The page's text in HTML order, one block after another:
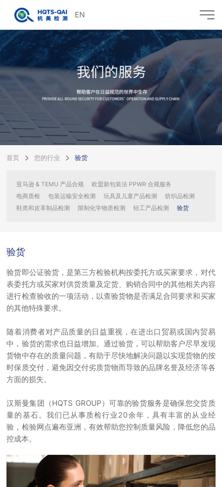
EN
首页 您的行业 验货
亚马逊 & TEMU 产品合规
欧盟新包装法 PPWR 合规服务
电商质检
包装运输安全检测 玩具及儿童产品检测
纺织品检测
鞋类和皮革制品检测
限制化学物质检测 轻工产品检测 验货
验货
验货即公证验货，是第三方检验机构按委托方或买家要求，对代
表委托方或买家对供货质量及定货、购销合同中的其他相关内容
进行检查验收的一项活动，以查验货物是否满足合同要求和买家
的其他特殊要求。
随着消费者对产品质量的日益重视，在进出口贸易或国内贸易
中，验货的需求也日益增加。通过验货，可以帮助客户尽早发现
货物中存在的质量问题，有助于尽快地解决问题以实现货物的按
时保质交付，避免因交付劣质货物而导致的品牌名誉及经济等各
方面的损失。
汉斯曼集团（HQTS GROUP）可靠的验货服务是确保您交货质
量的基石。我们已从事质检行业20余年，具有丰富的从业经
验，检验网点遍布亚洲，有效帮助您控制质量风险，降低您的品
控成本。